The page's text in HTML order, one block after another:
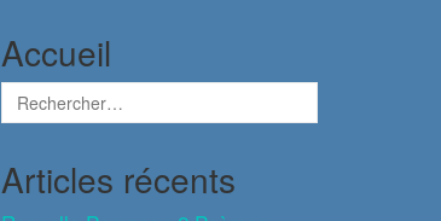
Accueil
Articles récents